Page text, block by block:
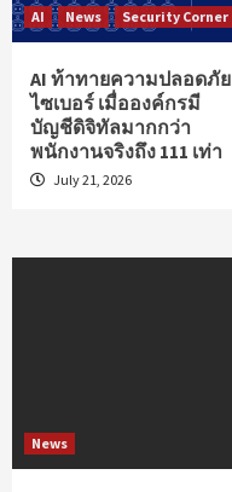
AI News Security Corner
AI ท้าทายความปลอดภัย
ไซเบอร์ เมื่อองค์กรมี
บัญชีดิจิทัลมากกว่า
พนักงานจริงถึง 111 เท่า
July 21, 2026
News